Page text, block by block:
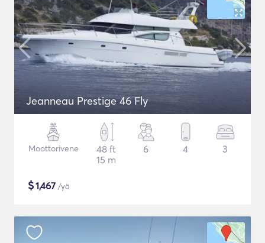
Jeanneau Prestige 46 Fly
Moottorivene
48 ft
15 m
6 4 3
$1,467 /yö